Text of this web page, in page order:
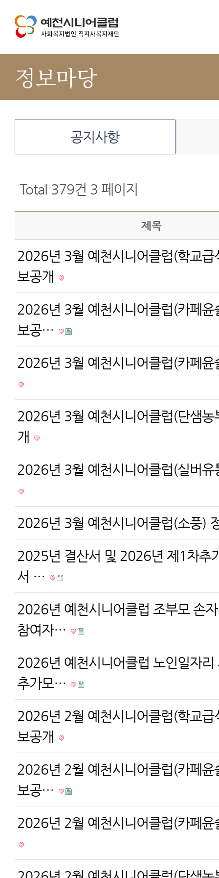
정보마당
공지사항
Total 379건 3 페이지
제목
2026년 3월 예천시니어클럽(학교급
보공개
2026년 3월 예천시니어클럽(카페윤
보공…
2026년 3월 예천시니어클럽(카페윤
2026년 3월 예천시니어클럽(단샘농
개
2026년 3월 예천시니어클럽(실버유
2026년 3월 예천시니어클럽(소풍)
2025년 결산서 및 2026년 제1차추
서 …
2026년 예천시니어클럽 조부모 손
참여자…
2026년 예천시니어클럽 노인일자리
추가모…
2026년 2월 예천시니어클럽(학교급
보공개
2026년 2월 예천시니어클럽(카페윤
보공…
2026년 2월 예천시니어클럽(카페윤